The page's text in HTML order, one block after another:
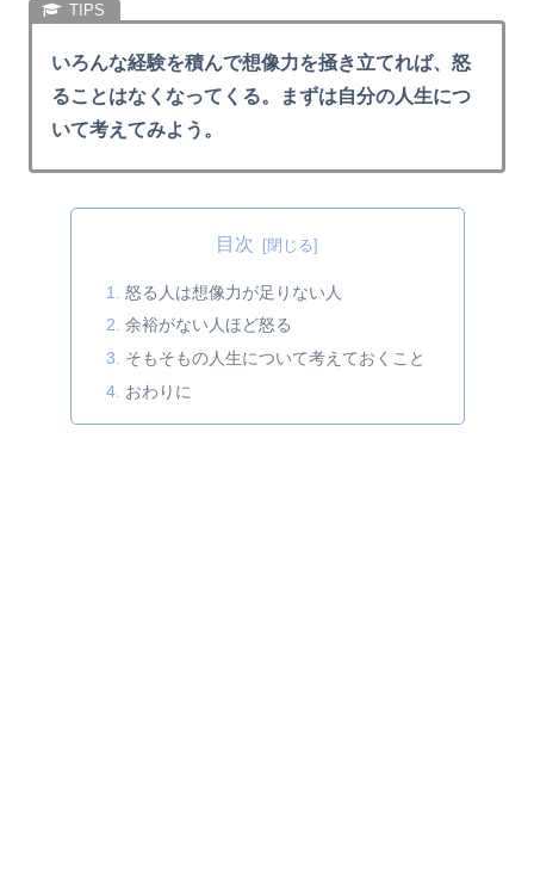
いろんな経験を積んで想像力を掻き立てれば、怒
ることはなくなってくる。まずは自分の人生につ
いて考えてみよう。
目次
怒る人は想像力が足りない人
余裕がない人ほど怒る
そもそもの人生について考えておくこと
おわりに